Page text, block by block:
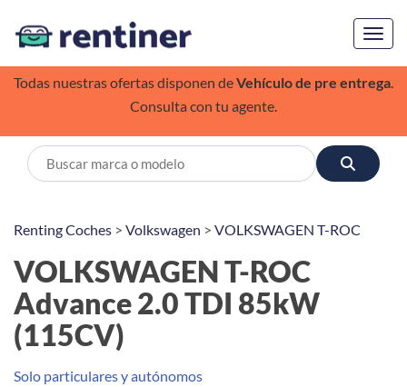
Todas nuestras ofertas disponen deVehículo de pre entrega.
Consulta con tu agente.
Renting Coches > Volkswagen > VOLKSWAGEN T-ROC
VOLKSWAGEN T-ROC
Advance 2.0 TDI 85kW
(115CV)
Solo particulares y autónomos